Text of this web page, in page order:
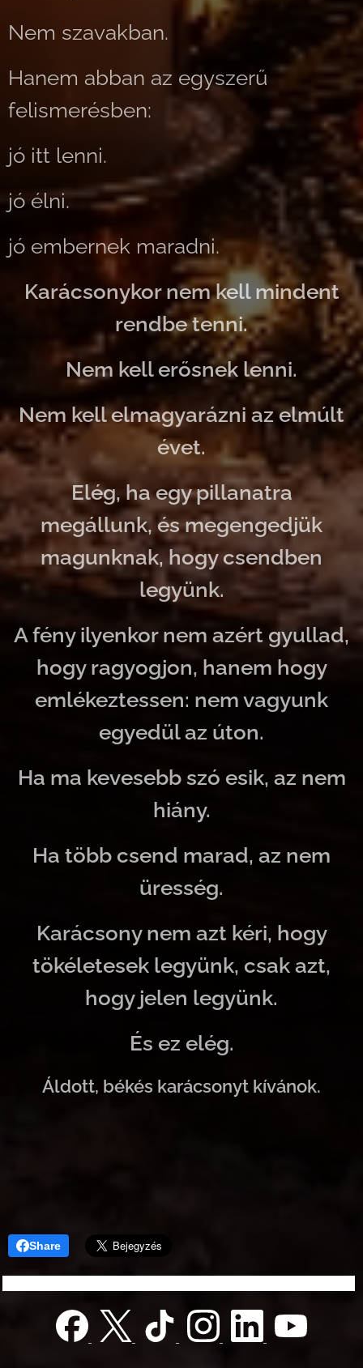
Nem szavakban.
Hanem abban az egyszerű
felismerésben:
jó itt lenni.
jó élni.
jó embernek maradni.
Karácsonykor nem kell mindent
rendbe tenni.
Nem kell erősnek lenni.
Nem kell elmagyarázni az elmúlt
évet.
Elég, ha egy pillanatra
megállunk, és megengedjük
magunknak, hogy csendben
legyünk.
A fény ilyenkor nem azért gyullad,
hogy ragyogjon, hanem hogy
emlékeztessen: nem vagyunk
egyedül az úton.
Ha ma kevesebb szó esik, az nem
hiány.
Ha több csend marad, az nem
üresség.
Karácsony nem azt kéri, hogy
tökéletesek legyünk, csak azt,
hogy jelen legyünk.
És ez elég.
Áldott, békés karácsonyt kívánok.
Share